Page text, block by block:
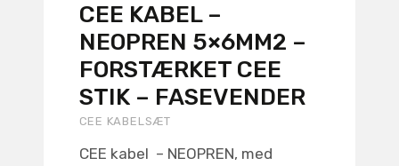
CEE KABEL –
NEOPREN 5×6MM2 –
FORSTÆRKET CEE
STIK – FASEVENDER
CEE KABELSÆT
CEE kabel – NEOPREN, med